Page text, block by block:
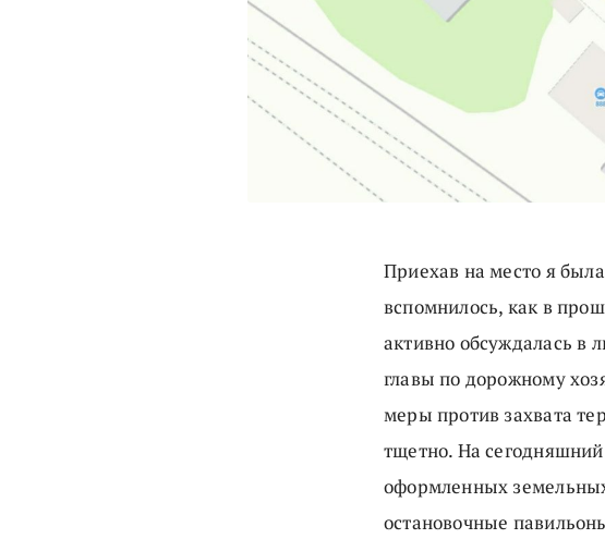
Приехав на место я
вспомнилось, как в
активно обсуждалась в
главы по дорожному
меры против захвата
тщетно. На
оформленных
остановочные